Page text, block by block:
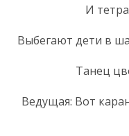
И
Выбегают дети в
Танец
Ведущая: Вот